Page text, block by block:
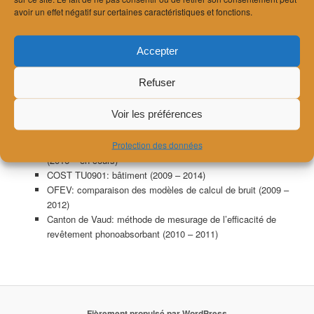
avoir un effet négatif sur certaines caractéristiques et fonctions.
Accepter
Refuser
Voir les préférences
Protection des données
domaines variés comme par exemple:
SAMVAZ: étude sur des carrelets phoniques en bois (2014
– 2015)
COST FP0702: bruit du marteau (2011 – 2013)
OFEV SIA 181: étude de l’état de la pratique constructive
OFEV et Cercle Bruit: révision de la DEP (2014 – 2017)
Canton de Vaud et Ville de Lausanne: 30km/h nocturne
(2016 – en cours)
COST TU0901: bâtiment (2009 – 2014)
OFEV: comparaison des modèles de calcul de bruit (2009 –
2012)
Canton de Vaud: méthode de mesurage de l’efficacité de
revêtement phonoabsorbant (2010 – 2011)